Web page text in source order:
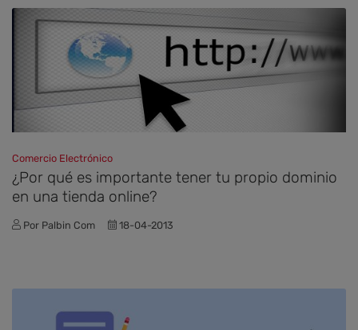
Comercio Electrónico
¿Por qué es importante tener tu propio dominio
en una tienda online?
Por Palbin Com 18-04-2013